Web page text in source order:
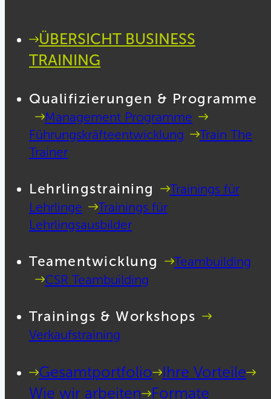
ÜBERSICHT BUSINESS
TRAINING
Qualifizierungen & Programme
Management Programme
Führungskräfteentwicklung
Train The
Trainer
Lehrlingstraining
Trainings für
Lehrlinge
Trainings für
Lehrlingsausbilder
Teamentwicklung
Teambuilding
CSR Teambuilding
Trainings & Workshops
Verkaufstraining
Gesamtportfolio
Ihre Vorteile
Wie wir arbeiten
Formate